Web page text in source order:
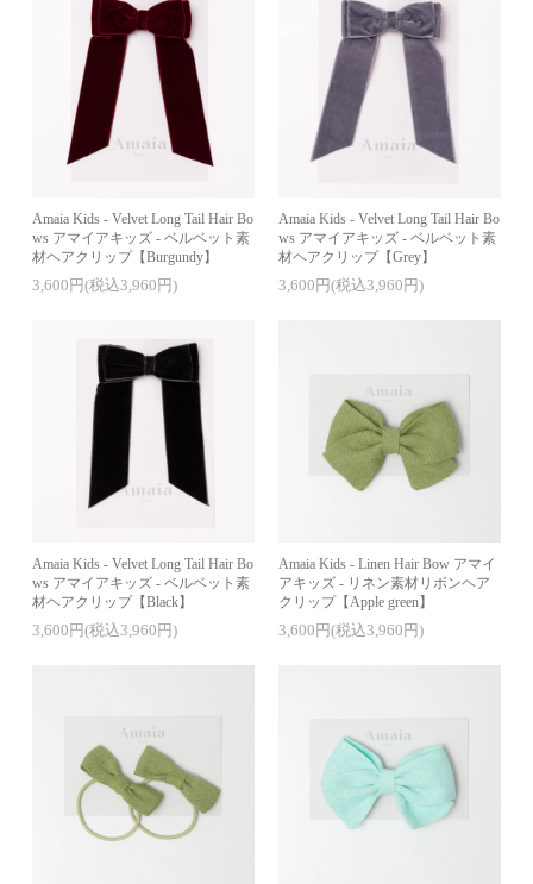
Amaia Kids - Velvet Long Tail Hair Bo
ws アマイアキッズ - ベルベット素
材ヘアクリップ【Burgundy】
3,600円(税込3,960円)
Amaia Kids - Velvet Long Tail Hair Bo
ws アマイアキッズ - ベルベット素
材ヘアクリップ【Grey】
3,600円(税込3,960円)
Amaia Kids - Velvet Long Tail Hair Bo
ws アマイアキッズ - ベルベット素
材ヘアクリップ【Black】
3,600円(税込3,960円)
Amaia Kids - Linen Hair Bow アマイ
アキッズ - リネン素材リボンヘア
クリップ【Apple green】
3,600円(税込3,960円)